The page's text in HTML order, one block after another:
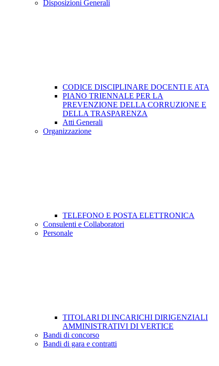
Disposizioni Generali
CODICE DISCIPLINARE DOCENTI E ATA
PIANO TRIENNALE PER LA
PREVENZIONE DELLA CORRUZIONE E
DELLA TRASPARENZA
Atti Generali
Organizzazione
TELEFONO E POSTA ELETTRONICA
Consulenti e Collaboratori
Personale
TITOLARI DI INCARICHI DIRIGENZIALI
AMMINISTRATIVI DI VERTICE
Bandi di concorso
Bandi di gara e contratti